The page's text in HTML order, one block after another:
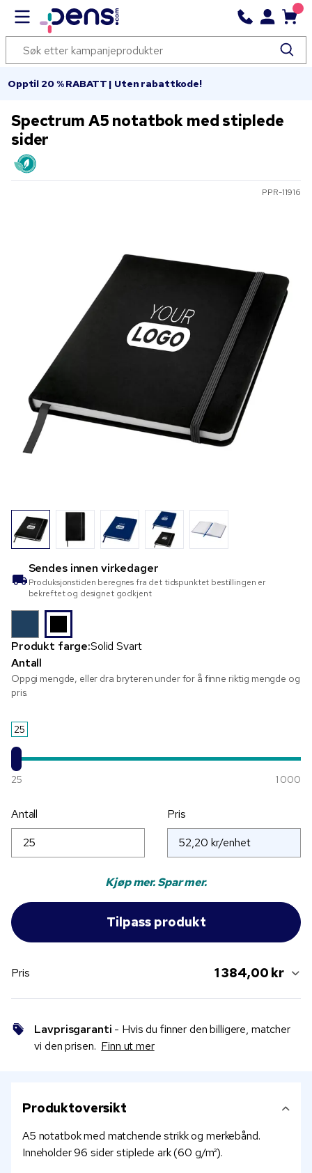
Opptil 20 % RABATT | Uten rabattkode!
Spectrum A5 notatbok med stiplede
sider
PPR-11916
Sendes innen virkedager
Produksjonstiden beregnes fra det tidspunktet bestillingen er
bekreftet og designet godkjent
Produkt farge:Solid Svart
Antall
Oppgi mengde, eller dra bryteren under for å finne riktig mengde og
pris.
25
25 1 000
Antall Pris
Kjøp mer. Spar mer.
Pris 1 384,00 kr
Lavprisgaranti - Hvis du finner den billigere, matcher
vi den prisen. Finn ut mer
Produktoversikt
A5 notatbok med matchende strikk og merkebånd.
Inneholder 96 sider stiplede ark (60 g/m²).